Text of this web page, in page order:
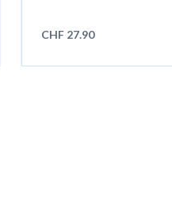
CHF 27.90